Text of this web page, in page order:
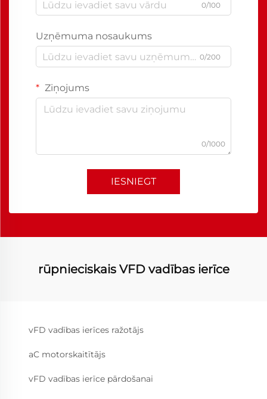
0/100
Uzņēmuma nosaukums
0/200
Ziņojums
0/1000
IESNIEGT
rūpnieciskais VFD vadības ierīce
vFD vadības ierīces ražotājs
aC motorskaitītājs
vFD vadības ierīce pārdošanai